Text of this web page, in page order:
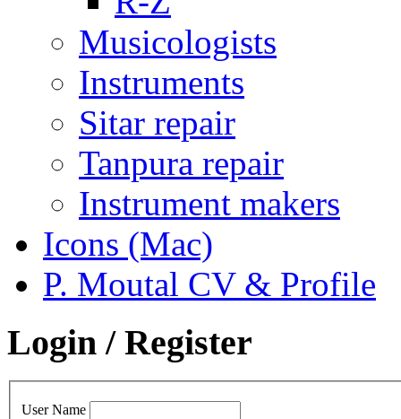
Musicologists
Instruments
Sitar repair
Tanpura repair
Instrument makers
Icons (Mac)
P. Moutal CV & Profile
Login / Register
User Name